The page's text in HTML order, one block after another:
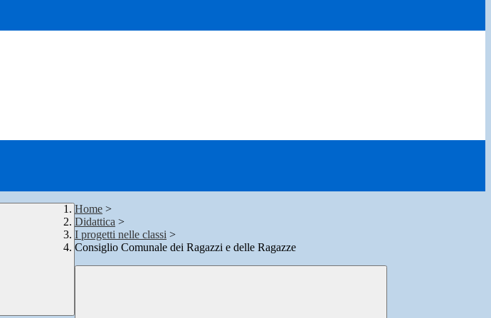
Home >
Didattica >
I progetti nelle classi >
Consiglio Comunale dei Ragazzi e delle Ragazze